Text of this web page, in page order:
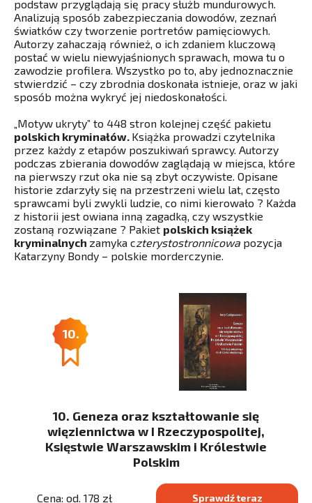
podstaw przyglądają się pracy służb mundurowych.
Analizują sposób zabezpieczania dowodów, zeznań
światków czy tworzenie portretów pamięciowych.
Autorzy zahaczają również, o ich zdaniem kluczową
postać w wielu niewyjaśnionych sprawach, mowa tu o
zawodzie profilera. Wszystko po to, aby jednoznacznie
stwierdzić – czy zbrodnia doskonała istnieje, oraz w jaki
sposób można wykryć jej niedoskonałości.
„Motyw ukryty” to 448 stron kolejnej część pakietu
polskich kryminałów. Książka prowadzi czytelnika
przez każdy z etapów poszukiwań sprawcy. Autorzy
podczas zbierania dowodów zaglądają w miejsca, które
na pierwszy rzut oka nie są zbyt oczywiste. Opisane
historie zdarzyły się na przestrzeni wielu lat, często
sprawcami byli zwykli ludzie, co nimi kierowało ? Każda
z historii jest owiana inną zagadką, czy wszystkie
zostaną rozwiązane ? Pakiet polskich książek
kryminalnych zamyka czterystostronnicowa pozycja
Katarzyny Bondy – polskie morderczynie.
10.
10. Geneza oraz kształtowanie się
więziennictwa w I Rzeczypospolitej,
Księstwie Warszawskim i Królestwie
Polskim
Cena: od. 178 zł Sprawdź teraz